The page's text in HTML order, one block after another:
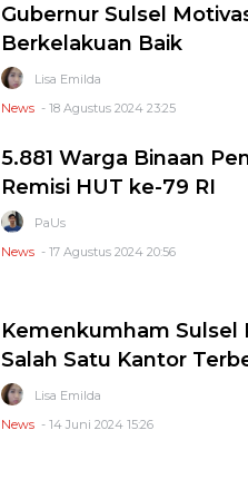
Gubernur Sulsel
Berkelakuan Baik
Lisa Emilda
News - 18 Agustus 2024 23:25
5.881 Warga Binaan
Remisi HUT ke-79 RI
PaUs
News - 17 Agustus 2024 20:56
Kemenkumham Sulsel
Salah Satu Kantor
Lisa Emilda
News - 14 Juni 2024 15:26